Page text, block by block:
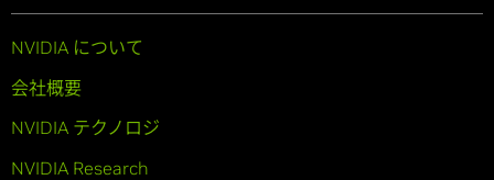
NVIDIA について
会社概要
NVIDIA テクノロジ
NVIDIA Research